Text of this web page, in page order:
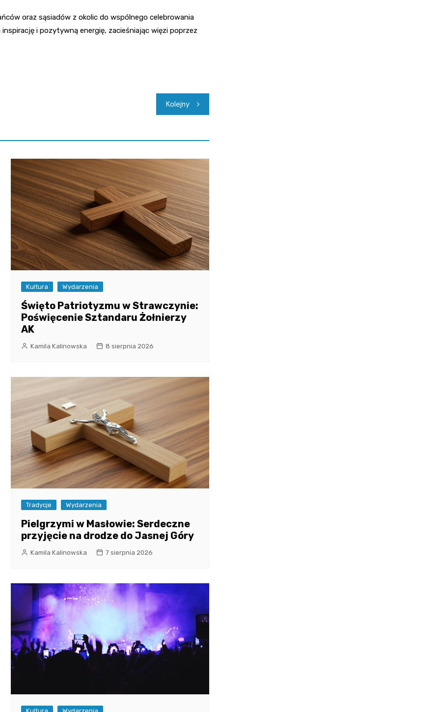
oraz sąsiadów z okolic do wspólnego celebrowania
i pozytywną energię, zacieśniając więzi poprzez
Kolejny
Kultura Wydarzenia
Święto Patriotyzmu w Strawczynie:
Poświęcenie Sztandaru Żołnierzy
AK
Kamila Kalinowska 8 sierpnia 2026
Tradycje Wydarzenia
Pielgrzymi w Masłowie: Serdeczne
przyjęcie na drodze do Jasnej Góry
Kamila Kalinowska 7 sierpnia 2026